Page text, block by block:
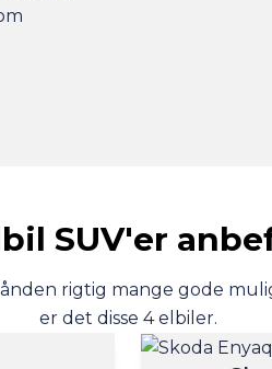
SUV'er
rigtig mange gode
er det disse 4 elbiler.